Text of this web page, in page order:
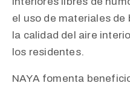
el uso de materiales
la calidad del aire
los residentes. ​
NAYA fomenta